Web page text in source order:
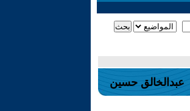
عبدالخالق حسين